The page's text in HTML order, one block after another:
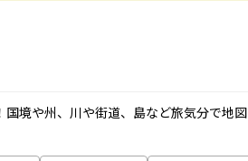
境や州、川や街道、島など旅気分で地図